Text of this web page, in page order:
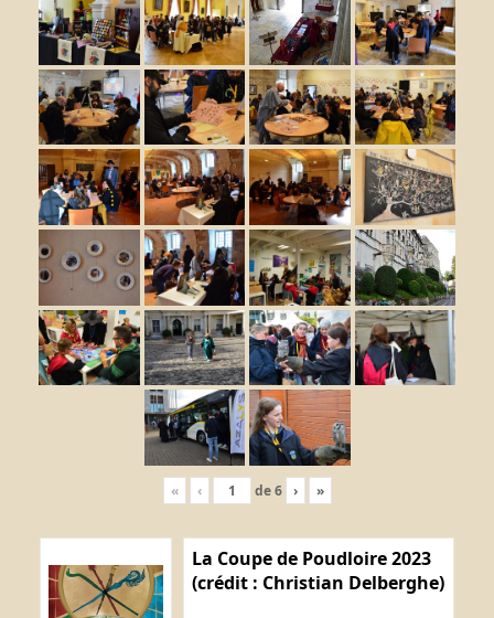
« ‹ de6 › »
La Coupe de Poudloire 2023
(crédit : Christian Delberghe)